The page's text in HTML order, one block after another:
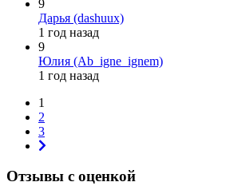
9
Дарья (dashuux)
1 год назад
9
Юлия (Ab_igne_ignem)
1 год назад
1
2
3
Отзывы с оценкой